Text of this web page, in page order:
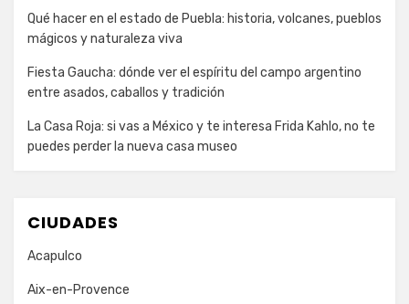
Qué hacer en el estado de Puebla: historia, volcanes, pueblos
mágicos y naturaleza viva
Fiesta Gaucha: dónde ver el espíritu del campo argentino
entre asados, caballos y tradición
La Casa Roja: si vas a México y te interesa Frida Kahlo, no te
puedes perder la nueva casa museo
CIUDADES
Acapulco
Aix-en-Provence